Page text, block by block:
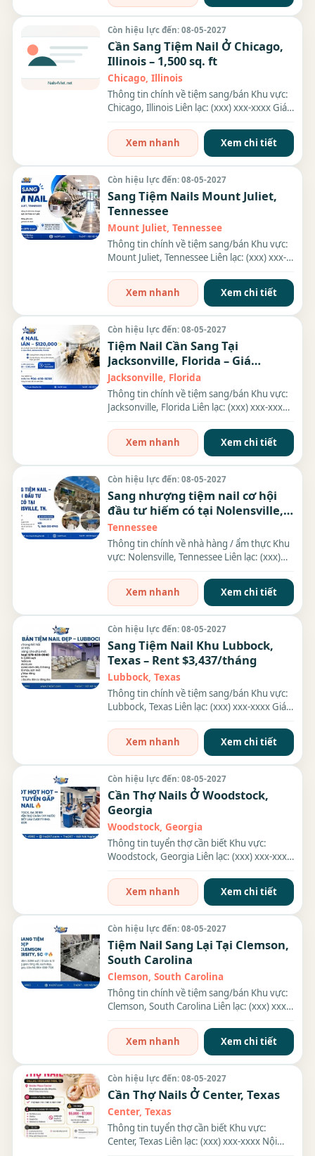
Còn hiệu lực đến: 08-05-2027
Cần Sang Tiệm Nail Ở Chicago,
Illinois – 1,500 sq. ft
Chicago, Illinois
Thông tin chính về tiệm sang/bán Khu vực:
Chicago, Illinois Liên lạc: (xxx) xxx-xxxx Giá
Xem nhanh
Xem chi tiết
Còn hiệu lực đến: 08-05-2027
Sang Tiệm Nails Mount Juliet,
Tennessee
Mount Juliet, Tennessee
Thông tin chính về tiệm sang/bán Khu vực:
Mount Juliet, Tennessee Liên lạc: (xxx) xxx-
Xem nhanh
Xem chi tiết
Còn hiệu lực đến: 08-05-2027
Tiệm Nail Cần Sang Tại
Jacksonville, Florida – Giá
$120,000
Jacksonville, Florida
Thông tin chính về tiệm sang/bán Khu vực:
Jacksonville, Florida Liên lạc: (xxx) xxx-xxxx
Xem nhanh
Xem chi tiết
Còn hiệu lực đến: 08-05-2027
Sang nhượng tiệm nail cơ hội
đầu tư hiếm có tại Nolensville,
Tennessee
Tennessee
Thông tin chính về nhà hàng / ẩm thực Khu
vực: Nolensville, Tennessee Liên lạc: (xxx)
Xem nhanh
Xem chi tiết
Còn hiệu lực đến: 08-05-2027
Sang Tiệm Nail Khu Lubbock,
Texas – Rent $3,437/tháng
Lubbock, Texas
Thông tin chính về tiệm sang/bán Khu vực:
Lubbock, Texas Liên lạc: (xxx) xxx-xxxx Giá
Xem nhanh
Xem chi tiết
Còn hiệu lực đến: 08-05-2027
Cần Thợ Nails Ở Woodstock,
Georgia
Woodstock, Georgia
Thông tin tuyển thợ cần biết Khu vực:
Woodstock, Georgia Liên lạc: (xxx) xxx-xxxx
Xem nhanh
Xem chi tiết
Còn hiệu lực đến: 08-05-2027
Tiệm Nail Sang Lại Tại Clemson,
South Carolina
Clemson, South Carolina
Thông tin chính về tiệm sang/bán Khu vực:
Clemson, South Carolina Liên lạc: (xxx) xxx-
Xem nhanh
Xem chi tiết
Còn hiệu lực đến: 08-05-2027
Cần Thợ Nails Ở Center, Texas
Center, Texas
Thông tin tuyển thợ cần biết Khu vực:
Center, Texas Liên lạc: (xxx) xxx-xxxx Nội